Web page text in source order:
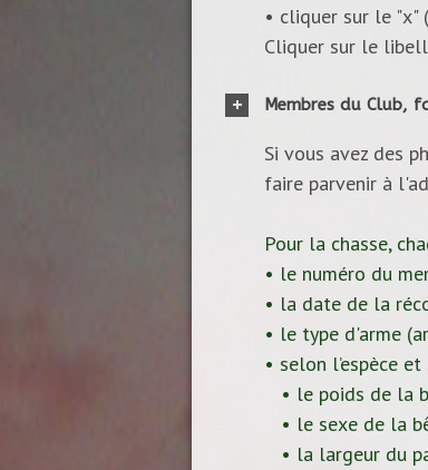
• cliquer sur le
Cliquer sur le
Membres du Club,
Si vous avez des
faire parvenir à
Pour la chasse,
• le numéro du
• la date de la
• le type d'arme
• selon l’espèce
• le poids de la
• le sexe de la
• la largeur du